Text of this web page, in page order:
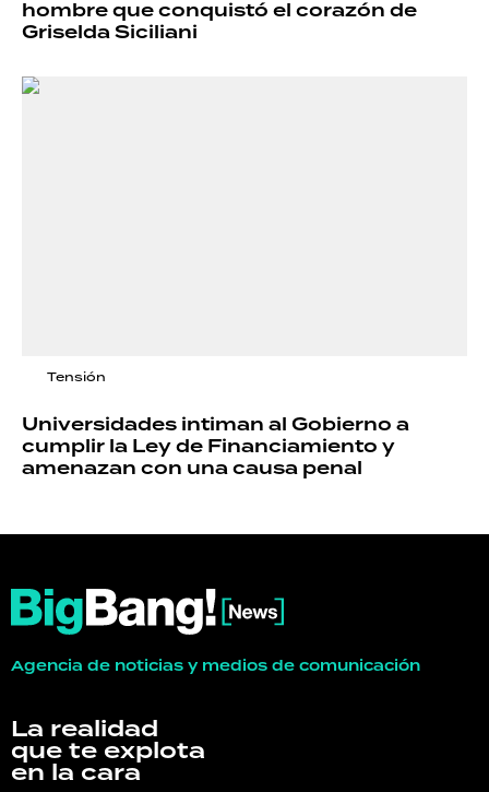
hombre que conquistó el corazón de
Griselda Siciliani
Tensión
Universidades intiman al Gobierno a
cumplir la Ley de Financiamiento y
amenazan con una causa penal
Agencia de noticias y medios de comunicación
La realidad
que te explota
en la cara